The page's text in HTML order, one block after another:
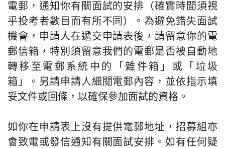
電郵，通知你有關面試的安排（確實時間須視
乎投考者數目而有所不同）。為避免錯失面試
機會，申請人在遞交申請表後，請留意你的電
郵信箱，特別須留意我們的電郵是否被自動地
轉移至電郵系統中的「雜件箱」或「垃圾
箱」。另請申請人細閱電郵內容，並依指示填
妥文件或回條，以確保參加面試的資格。
如你在申請表上沒有提供電郵地址，招募組亦
會致電或發信通知有關面試安排。如有任何疑